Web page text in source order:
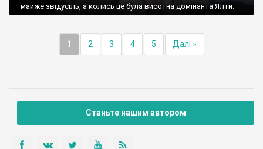
майже звідусіль, а колись це була висотна домінанта Ялти.
1 2 3 4 5 Далі »
Станьте нашим автором